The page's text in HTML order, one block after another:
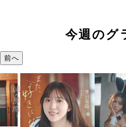
今週のグ
前へ